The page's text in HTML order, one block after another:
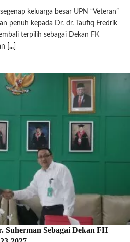
keluarga besar UPN “Veteran”
penuh kepada Dr. dr. Taufiq Fredrik
terpilih sebagai Dekan FK
[...]
Suherman Sebagai Dekan FH